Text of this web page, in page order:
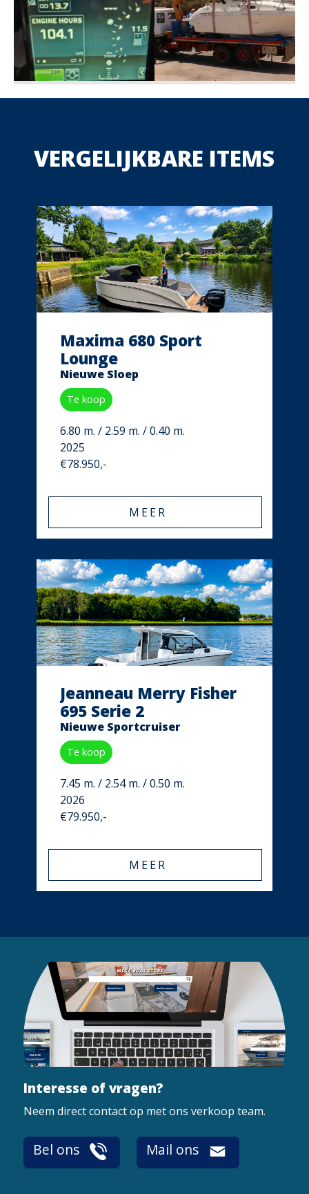
VERGELIJKBARE ITEMS
Maxima 680 Sport
Lounge
Nieuwe Sloep
Te koop
6.80 m. / 2.59 m. / 0.40 m.
2025
€78.950,-
MEER
Jeanneau Merry Fisher
695 Serie 2
Nieuwe Sportcruiser
Te koop
7.45 m. / 2.54 m. / 0.50 m.
2026
€79.950,-
MEER
Interesse of vragen?
Neem direct contact op met ons verkoop team.
Bel ons Mail ons